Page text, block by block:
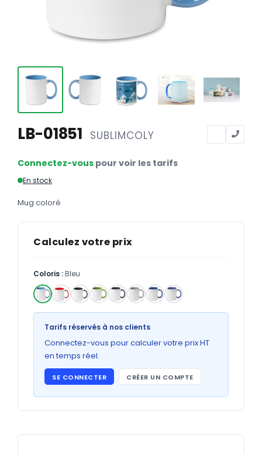
Calendriers bancaires
Tête de lettre
Enveloppes
Sous-mains
Bloc-notes
Chemises
Pochettes administratives
Tampons
Liasses
Carnets
GRAND FORMAT
Abribus
Bâche
Panneaux
LB-01851 SUBLIMCOLY
Connectez-vous pour voir les tarifs
En stock
Mug coloré
Calculez votre prix
Coloris :Bleu
Tarifs réservés à nos clients
Connectez-vous pour calculer votre prix HT
en temps réel.
SE CONNECTER CRÉER UN COMPTE